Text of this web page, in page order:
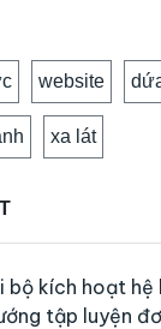
website
xa lát
bộ kích hoạt hệ
tập luyện